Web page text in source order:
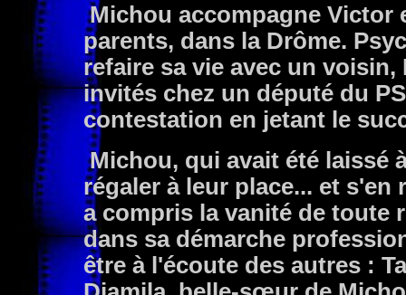
Michou accompagne Victor
parents, dans la Drôme.
refaire sa vie avec un
invités chez un député du
contestation en jetant le
Michou, qui avait été laissé
régaler à leur place... et s'en
a compris la vanité de toute
dans sa démarche
être à l'écoute des autres :